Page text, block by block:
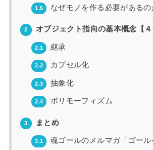
1.5 なぜモノを作る必要があるの
2 オブジェクト指向の基本概念【４
2.1 継承
2.2 カプセル化
2.3 抽象化
2.4 ポリモーフィズム
3 まとめ
3.1
魂ゴールのメルマガ「ゴー